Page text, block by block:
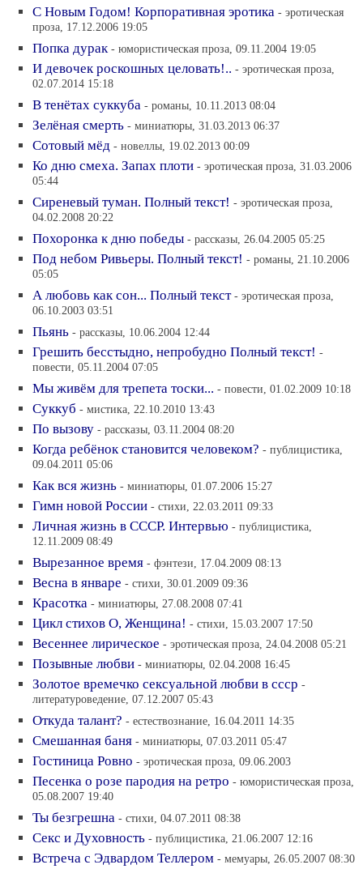
С Новым Годом! Корпоративная эротика - эротическая
проза, 17.12.2006 19:05
Попка дурак - юмористическая проза, 09.11.2004 19:05
И девочек роскошных целовать!.. - эротическая проза,
02.07.2014 15:18
В тенётах суккуба - романы, 10.11.2013 08:04
Зелёная смерть - миниатюры, 31.03.2013 06:37
Сотовый мёд - новеллы, 19.02.2013 00:09
Ко дню смеха. Запах плоти - эротическая проза, 31.03.2006
05:44
Сиреневый туман. Полный текст! - эротическая проза,
04.02.2008 20:22
Похоронка к дню победы - рассказы, 26.04.2005 05:25
Под небом Ривьеры. Полный текст! - романы, 21.10.2006
05:05
А любовь как сон... Полный текст - эротическая проза,
06.10.2003 03:51
Пьянь - рассказы, 10.06.2004 12:44
Грешить бесстыдно, непробудно Полный текст! -
повести, 05.11.2004 07:05
Мы живём для трепета тоски... - повести, 01.02.2009 10:18
Суккуб - мистика, 22.10.2010 13:43
По вызову - рассказы, 03.11.2004 08:20
Когда ребёнок становится человеком? - публицистика,
09.04.2011 05:06
Как вся жизнь - миниатюры, 01.07.2006 15:27
Гимн новой России - стихи, 22.03.2011 09:33
Личная жизнь в СССР. Интервью - публицистика,
12.11.2009 08:49
Вырезанное время - фэнтези, 17.04.2009 08:13
Весна в январе - стихи, 30.01.2009 09:36
Красотка - миниатюры, 27.08.2008 07:41
Цикл стихов О, Женщина! - стихи, 15.03.2007 17:50
Весеннее лирическое - эротическая проза, 24.04.2008 05:21
Позывные любви - миниатюры, 02.04.2008 16:45
Золотое времечко сексуальной любви в ссср -
литературоведение, 07.12.2007 05:43
Откуда талант? - естествознание, 16.04.2011 14:35
Смешанная баня - миниатюры, 07.03.2011 05:47
Гостиница Ровно - эротическая проза, 09.06.2003
Песенка о розе пародия на ретро - юмористическая проза,
05.08.2007 19:40
Ты безгрешна - стихи, 04.07.2011 08:38
Секс и Духовность - публицистика, 21.06.2007 12:16
Встреча с Эдвардом Теллером - мемуары, 26.05.2007 08:30